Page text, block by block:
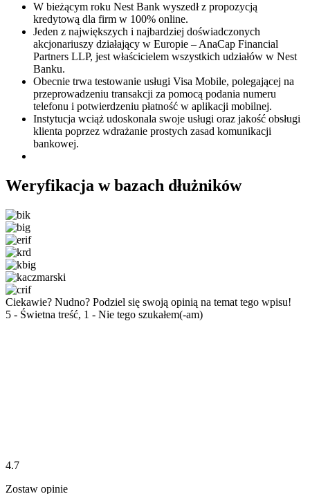
W bieżącym roku Nest Bank wyszedł z propozycją
kredytową dla firm w 100% online.
Jeden z największych i najbardziej doświadczonych
akcjonariuszy działający w Europie – AnaCap Financial
Partners LLP, jest właścicielem wszystkich udziałów w Nest
Banku.
Obecnie trwa testowanie usługi Visa Mobile, polegającej na
przeprowadzeniu transakcji za pomocą podania numeru
telefonu i potwierdzeniu płatność w aplikacji mobilnej.
Instytucja wciąż udoskonala swoje usługi oraz jakość obsługi
klienta poprzez wdrażanie prostych zasad komunikacji
bankowej.
Weryfikacja w bazach dłużników
Ciekawie? Nudno? Podziel się swoją opinią na temat tego wpisu!
5 - Świetna treść, 1 - Nie tego szukałem(-am)
4.7
Zostaw opinie